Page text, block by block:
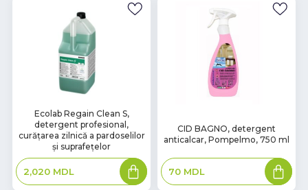
наличии
Ecolab Regain Clean S,
detergent profesional,
curățarea zilnică a pardoselilor
și suprafețelor
2,020 MDL
Adaugă
în
coș
наличии
CID BAGNO, detergent
anticalcar, Pompelmo, 750 ml
70 MDL
Adaugă
în
coș